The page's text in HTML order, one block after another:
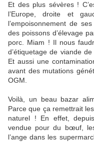
Et des plus sévères !
l’Europe, droite et
l’empoisonnement de
des poissons d’élevage
porc. Miam ! Il nous
d’étiquetage de viande
Et aussi une
avant des mutations
OGM.
Voilà, un beau bazar
Parce que ça remettrait
naturel ! En effet,
vendue pour du bœuf,
l’ange dans les